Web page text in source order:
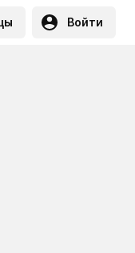
Войти